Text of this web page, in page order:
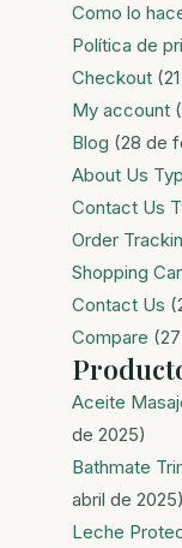
Como lo
Política de
Checkout
My account
Blog (28 de
About Us
Contact Us
Order
Shopping
Contact Us
Compare
Aceite
de 2025)
Bathmate
abril de 2025)
Leche